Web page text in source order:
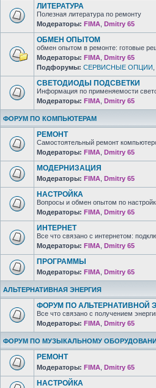
ЛИТЕРАТУРА
Полезная литература по ремонту
Модераторы: FIMA Dmitry 65
ОБМЕН ОПЫТОМ
обмен опытом в ремонте: готовые
Модераторы: FIMA Dmitry 65
Подфорумы: СЕРВИСНЫЕ ОПЦИИ
СВЕТОДИОДЫ ПОДСВЕТКИ
Информация по применяемости
Модераторы: FIMA Dmitry 65
ФОРУМ ПО КОМПЬЮТЕРАМ
РЕМОНТ
Самостоятельный ремонт
Модераторы: FIMA Dmitry 65
МОДЕРНИЗАЦИЯ
Модераторы: FIMA Dmitry 65
НАСТРОЙКА
Вопросы и обмен опытом по
Модераторы: FIMA Dmitry 65
ИНТЕРНЕТ
Все что связано с интернетом:
Модераторы: FIMA Dmitry 65
ПРОГРАММЫ
Модераторы: FIMA Dmitry 65
АЛЬТЕРНАТИВНАЯ ЭНЕРГИЯ
ФОРУМ ПО АЛЬТЕРНАТИВНОЙ
Все что связано с получением
Модераторы: FIMA Dmitry 65
ФОРУМ ПО МУЗЫКАЛЬНОМУ
РЕМОНТ
Модераторы: FIMA Dmitry 65
НАСТРОЙКА